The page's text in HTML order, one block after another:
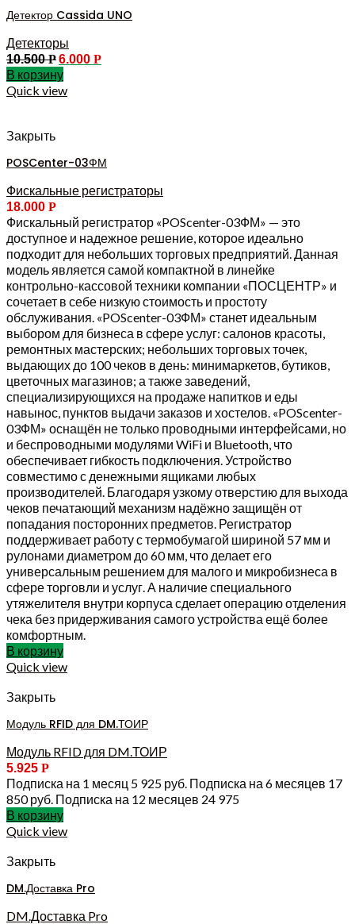
Детектор Cassida UNO
Детекторы
10.500Р6.000 Р
В корзину
Quick view
Закрыть
POSCenter-03ФМ
Фискальные регистраторы
18.000 Р
Фискальный регистратор «POScenter-03ФМ» — это
доступное и надежное решение, которое идеально
подходит для небольших торговых предприятий. Данная
модель является самой компактной в линейке
контрольно-кассовой техники компании «ПОСЦЕНТР» и
сочетает в себе низкую стоимость и простоту
обслуживания. «POScenter-03ФМ» станет идеальным
выбором для бизнеса в сфере услуг: салонов красоты,
ремонтных мастерских; небольших торговых точек,
выдающих до 100 чеков в день: минимаркетов, бутиков,
цветочных магазинов; а также заведений,
специализирующихся на продаже напитков и еды
навынос, пунктов выдачи заказов и хостелов. «POScenter-
03ФМ» оснащён не только проводными интерфейсами, но
и беспроводными модулями WiFi и Bluetooth, что
обеспечивает гибкость подключения. Устройство
совместимо с денежными ящиками любых
производителей. Благодаря узкому отверстию для выхода
чеков печатающий механизм надёжно защищён от
попадания посторонних предметов. Регистратор
поддерживает работу с термобумагой шириной 57 мм и
рулонами диаметром до 60 мм, что делает его
универсальным решением для малого и микробизнеса в
сфере торговли и услуг. А наличие специального
утяжелителя внутри корпуса сделает операцию отделения
чека без придерживания самого устройства ещё более
комфортным.
В корзину
Quick view
Закрыть
Модуль RFID для DM.ТОИР
Модуль RFID для DM.ТОИР
5.925 Р
Подписка на 1 месяц 5 925 руб. Подписка на 6 месяцев 17
850 руб. Подписка на 12 месяцев 24 975
В корзину
Quick view
Закрыть
DM.Доставка Pro
DM.Доставка Pro